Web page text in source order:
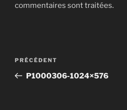
commentaires sont traitées.
Navigation
l’article
Article
précédent
PRÉCÉDENT
P1000306-1024×576